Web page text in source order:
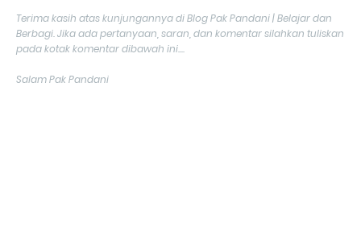
Terima kasih atas kunjungannya di Blog Pak Pandani | Belajar dan
Berbagi. Jika ada pertanyaan, saran, dan komentar silahkan tuliskan
pada kotak komentar dibawah ini....
Salam Pak Pandani